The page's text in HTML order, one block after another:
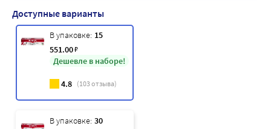
Доступные варианты
В упаковке: 15
551.00₽
Дешевле в наборе!
4.8 (103отзыва)
В упаковке: 30